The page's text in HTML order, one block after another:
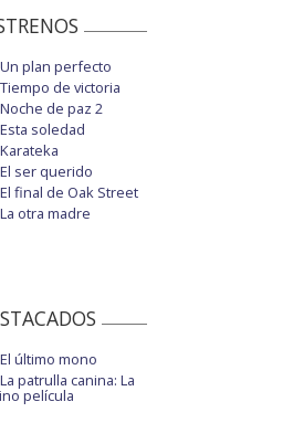
Un plan perfecto
Tiempo de victoria
Noche de paz 2
Esta soledad
Karateka
El ser querido
El final de Oak Street
La otra madre
El último mono
La patrulla canina: La
película